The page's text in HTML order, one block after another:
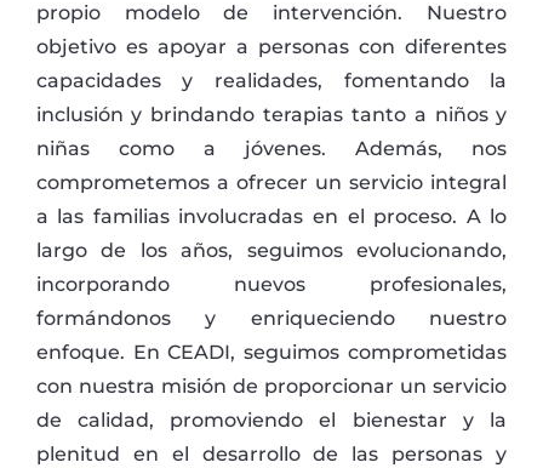
propio modelo de intervención. Nuestro
objetivo es apoyar a personas con diferentes
capacidades y realidades, fomentando la
inclusión y brindando terapias tanto a niños y
niñas como a jóvenes. Además, nos
comprometemos a ofrecer un servicio integral
a las familias involucradas en el proceso. A lo
largo de los años, seguimos evolucionando,
incorporando nuevos profesionales,
formándonos y enriqueciendo nuestro
enfoque. En CEADI, seguimos comprometidas
con nuestra misión de proporcionar un servicio
de calidad, promoviendo el bienestar y la
plenitud en el desarrollo de las personas y